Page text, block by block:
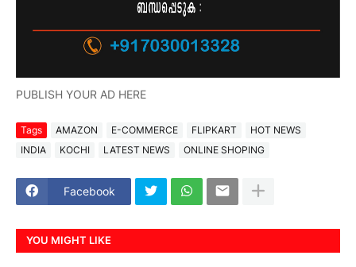
PUBLISH YOUR AD HERE
Tags AMAZON E-COMMERCE FLIPKART
HOT NEWS
INDIA
KOCHI LATEST NEWS ONLINE SHOPING
Facebook
YOU MIGHT LIKE